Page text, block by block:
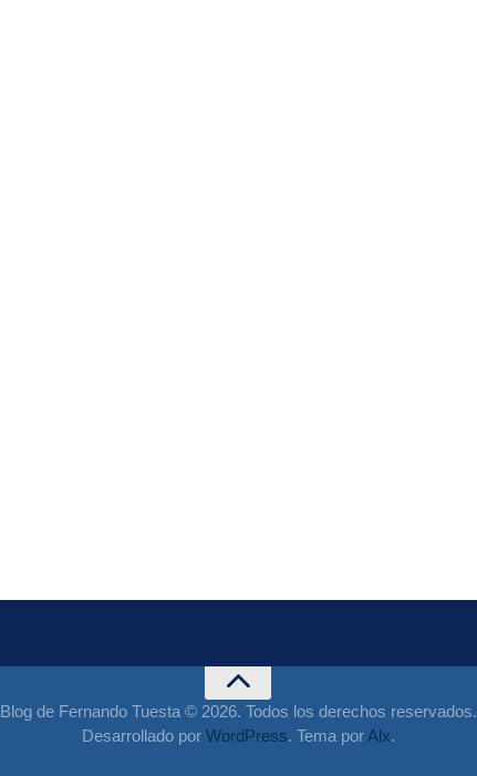
Blog de Fernando Tuesta © 2026. Todos los derechos reservados.
Desarrollado por WordPress. Tema porAlx.